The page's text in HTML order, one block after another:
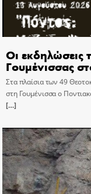
Οι εκδηλώσεις
Γουμένισσας
Στα πλαίσια των 49
στη Γουμένισσα ο
[…]